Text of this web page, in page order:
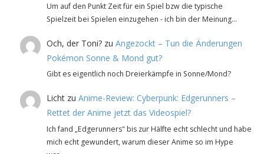
Um auf den Punkt Zeit für ein Spiel bzw die typische
Spielzeit bei Spielen einzugehen - ich bin der Meinung…
Och, der Toni? zuAngezockt – Tun die Änderungen
Pokémon Sonne & Mond gut?
Gibt es eigentlich noch Dreierkämpfe in Sonne/Mond?
Licht zuAnime-Review: Cyberpunk: Edgerunners –
Rettet der Anime jetzt das Videospiel?
Ich fand „Edgerunners" bis zur Hälfte echt schlecht und habe
mich echt gewundert, warum dieser Anime so im Hype